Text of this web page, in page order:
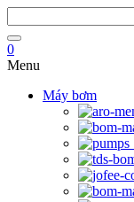
0
Menu
Máy bơm